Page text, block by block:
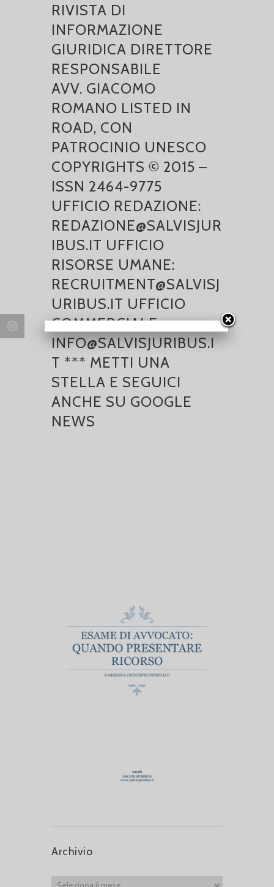
RIVISTA DI
INFORMAZIONE
GIURIDICA DIRETTORE
RESPONSABILE
AVV. GIACOMO
ROMANO LISTED IN
ROAD, CON
PATROCINIO UNESCO
COPYRIGHTS © 2015 –
ISSN 2464-9775
UFFICIO REDAZIONE:
REDAZIONE@SALVISJUR
IBUS.IT UFFICIO
RISORSE UMANE:
RECRUITMENT@SALVISJ
URIBUS.IT UFFICIO
COMMERCIALE:
INFO@SALVISJURIBUS.I
T *** METTI UNA
STELLA E SEGUICI
ANCHE SU GOOGLE
NEWS
Archivio